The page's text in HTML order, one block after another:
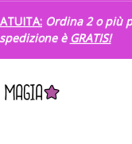
Ordina 2 o più
spedizione è GRATIS!